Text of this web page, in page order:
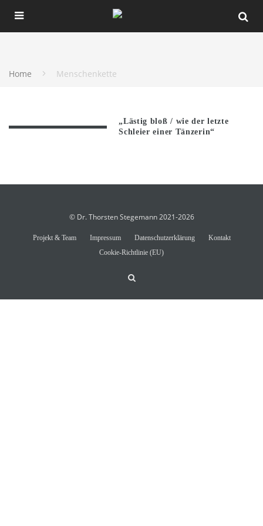
Home Menschenkette
„Lästig bloß / wie der letzte
Schleier einer Tänzerin“
© Dr. Thorsten Stegemann 2021-2026
Projekt & Team Impressum Datenschutzerklärung
Kontakt
Cookie-Richtlinie (EU)